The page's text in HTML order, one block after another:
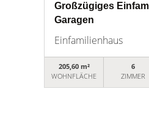
Großzügiges
Garagen
Einfamilienhaus
205,60 m²
WOHNFLÄCHE
6
ZIMMER